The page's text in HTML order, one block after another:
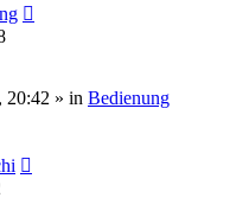
20:42 » in Bedienung